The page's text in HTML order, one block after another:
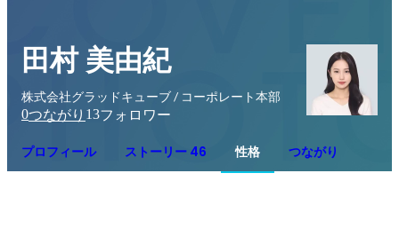
田村 美由紀
株式会社グラッドキューブ / コーポレート本部
0つながり 13フォロワー
プロフィール ストーリー 46 性格 つながり